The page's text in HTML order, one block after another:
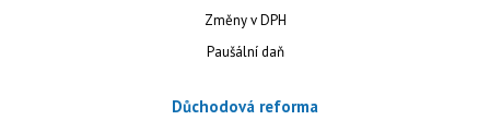
Změny v DPH
Paušální daň
Důchodová reforma